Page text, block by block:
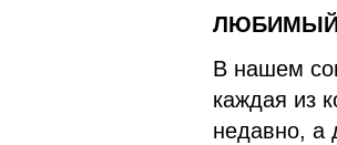
ЛЮБИМЫЙ
В нашем
каждая из
недавно, а